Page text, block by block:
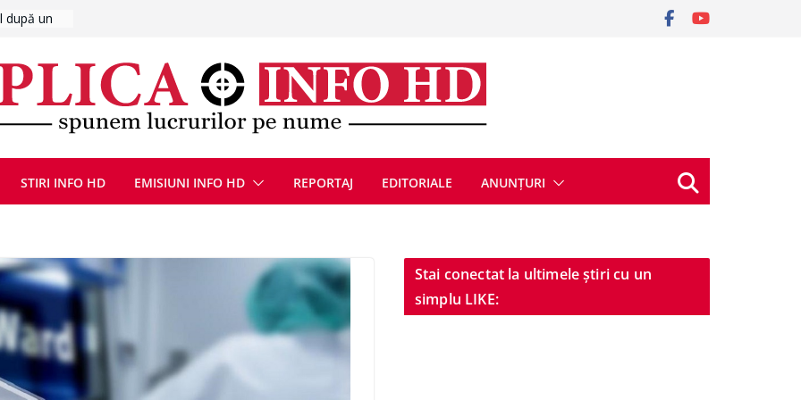
reunite
la cea de-
de
înSTIRI INFO HD EMISIUNI INFO HD REPORTAJ EDITORIALE ANUNȚURI
Stai conectat la ultimele știri cu un
simplu LIKE: